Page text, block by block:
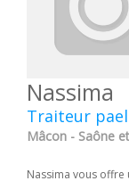
Nassima
Traiteur
Mâcon - Saône
Nassima vous